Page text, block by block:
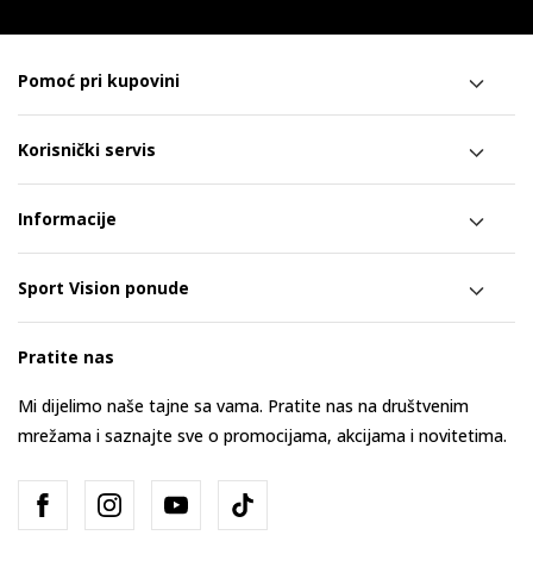
Pomoć pri kupovini
Korisnički servis
Informacije
Sport Vision ponude
Pratite nas
Mi dijelimo naše tajne sa vama. Pratite nas na društvenim
mrežama i saznajte sve o promocijama, akcijama i novitetima.